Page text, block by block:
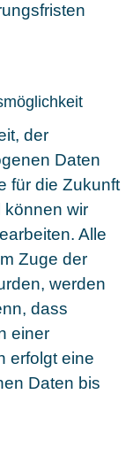
der
Daten
für die Zukunft
können wir
Alle
Zuge der
werden
dass
einer
erfolgt eine
Daten bis